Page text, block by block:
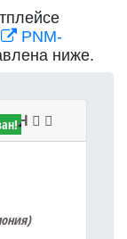
PNM-
ниже.
LH